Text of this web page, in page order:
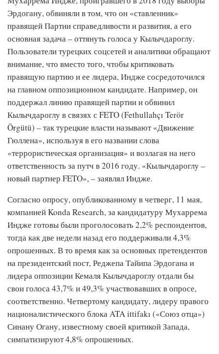
Эрдогану, обвиняли в том, что он «ставленник»
правящей Партии справедливости и развития, а его
основная задача – оттянуть голоса у Кылычдароглу.
Пользователи турецких соцсетей и аналитики обращают
внимание, что вместо того, чтобы критиковать
правящую партию и ее лидера, Индже сосредоточился
на главном оппозиционном кандидате. Например, он
поддержал линию правящей партии и обвинил
Кылычдароглу в связях с FETO (Fethullahçı Terör
Örgütü) – так турецкие власти называют «Движение
Гюллена», используя в его названии слова
«террористическая организация» и возлагая на него
ответственность за путч в 2016 году. «Кылычдароглу –
новый партнер FETO», – заявлял Индже.
Согласно опросу, опубликованному в четверг, 11 мая,
компанией Konda Research, за кандидатуру Мухаррема
Индже готовы были проголосовать 2,2% респондентов,
тогда как две недели назад его поддерживали 4,3%
опрошенных. В то время как за основных претендентов
на президентский пост, Реджепа Тайипа Эрдогана и
лидера оппозиции Кемаля Кылычдароглу отдали бы
свои голоса 43,7% и 49,3% участвовавших в опросе,
соответственно. Четвертому кандидату, лидеру правого
националистического блока ATA ittifakı («Союз отца»)
Синану Огану, известному своей критикой Запада,
симпатизируют 4,8% опрошенных.